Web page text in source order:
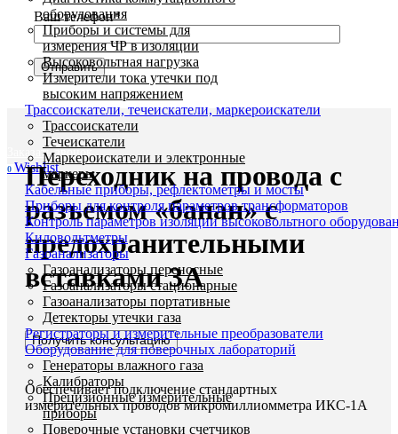
Ваш телефон*
Заказать звонок
0 Wishlist
оборудования
Приборы и системы для
измерения ЧР в изоляции
Высоковольтная нагрузка
Измерители тока утечки под
высоким напряжением
Трассоискатели, течеискатели, маркероискатели
Трассоискатели
Течеискатели
Маркероискатели и электронные
маркеры
Кабельные приборы, рефлектометры и мосты
Приборы для контроля параметров трансформаторов
Контроль параметров изоляции высоковольтного
Киловольтметры
Газоанализаторы
Газоанализаторы переносные
Газоанализаторы стационарные
Газоанализаторы портативные
Детекторы утечки газа
Регистраторы и измерительные преобразователи
Оборудование для поверочных лабораторий
Генераторы влажного газа
Калибраторы
Прецизионные измерительные
приборы
Поверочные установки счетчиков
Увеличить
Переходник на провода с
разъемом «банан» с
предохранительными
вставками 3А
Получить консультацию
Обеспечивает подключение стандартных
измерительных проводов микромиллиомметра ИКС-1А